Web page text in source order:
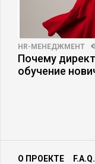
HR-МЕНЕДЖМЕНТ
Почему
обучение
О ПРОЕКТЕ F.A.Q.